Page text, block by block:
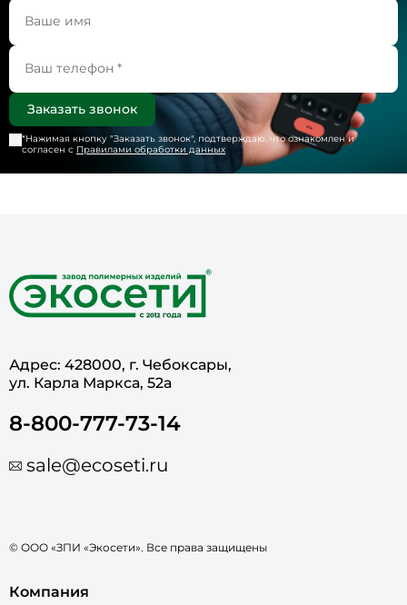
*Нажимая кнопку "Заказать звонок", подтверждаю, что ознакомлен и
согласен с Правилами обработки данных
Адрес: 428000, г. Чебоксары,
ул. Карла Маркса, 52а
8-800-777-73-14
sale@ecoseti.ru
© ООО «ЗПИ «Экосети». Все права защищены
Компания